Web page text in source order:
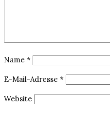
Name *
E-Mail-Adresse *
Website